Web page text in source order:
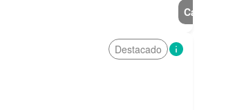
Casa
Destacado